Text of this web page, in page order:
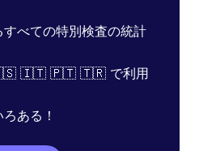
べての特別検査の統計
🇮🇹 🇵🇹 🇹🇷 で利用
ある！